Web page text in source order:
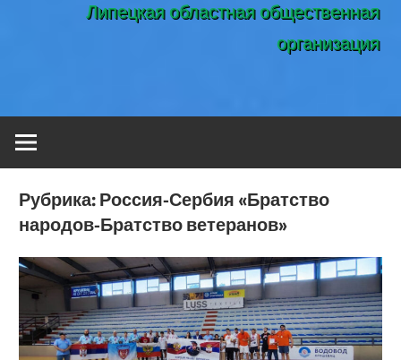
Липецкая областная общественная
организация
Рубрика: Россия-Сербия «Братство
народов-Братство ветеранов»